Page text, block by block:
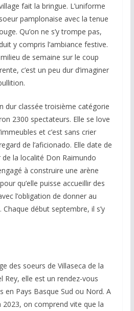
fait la bringue. L’uniforme
pamplonaise avec la tenue
Qu’on ne s’y trompe pas,
y compris l’ambiance festive.
de semaine sur le coup
c’est un peu dur d’imaginer
dur classée troisième catégorie
2300 spectateurs. Elle se love
et c’est sans crier
de l’aficionado. Elle date de
de la localité Don Raimundo
à construire une arène
qu’elle puisse accueillir des
l’obligation de donner au
début septembre, il s’y
des soeurs de Villaseca de la
Rey, elle est un rendez-vous
en Pays Basque Sud ou Nord. A
on comprend vite que la